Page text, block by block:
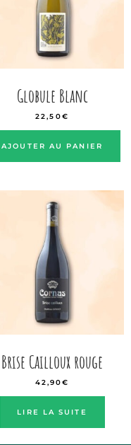
Globule Blanc
22,50€
AJOUTER AU PANIER
Brise Cailloux rouge
42,90€
LIRE LA SUITE